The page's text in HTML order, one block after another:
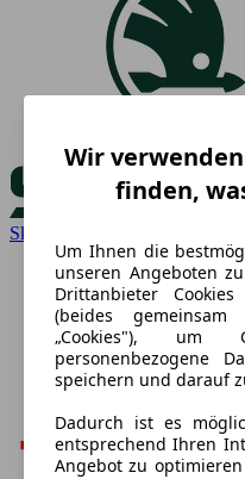
Skoda
Wir
finden,
Um Ihnen die
unseren Angeboten
Drittanbieter
(beides
„Cookies"), um
personenbezogene
speichern und darauf
Dadurch ist es
entsprechend Ihren
Angebot zu